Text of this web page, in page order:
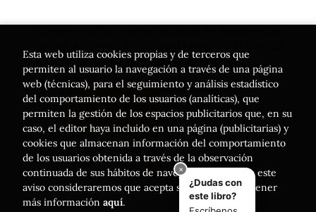
Cómic y de la Lectura
Esta web utiliza cookies propias y de terceros que
permiten al usuario la navegación a través de una página
web (técnicas), para el seguimiento y análisis estadístico
del comportamiento de los usuarios (analíticas), que
permiten la gestión de los espacios publicitarios que, en su
caso, el editor haya incluido en una página (publicitarias) y
cookies que almacenan información del comportamiento
de los usuarios obtenida a través de la observación
continuada de sus hábitos de navegación. Si acepta este
aviso consideraremos que acepta su uso. Puede obtener
más información aquí.